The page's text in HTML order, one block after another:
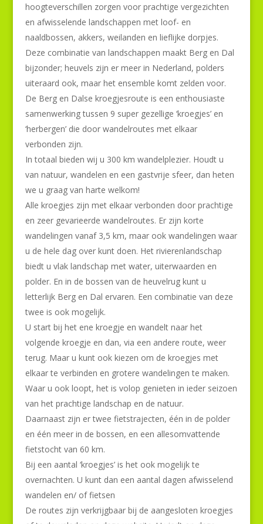
hoogteverschillen zorgen voor prachtige vergezichten
en afwisselende landschappen met loof- en
naaldbossen, akkers, weilanden en lieflijke dorpjes.
Deze combinatie van landschappen maakt Berg en Dal
bijzonder; heuvels zijn er meer in Nederland, polders
uiteraard ook, maar het ensemble komt zelden voor.
De Berg en Dalse kroegjesroute is een enthousiaste
samenwerking tussen 9 super gezellige ‘kroegjes’ en
‘herbergen’ die door wandelroutes met elkaar
verbonden zijn.
In totaal bieden wij u 300 km wandelplezier. Houdt u
van natuur, wandelen en een gastvrije sfeer, dan heten
we u graag van harte welkom!
Alle kroegjes zijn met elkaar verbonden door prachtige
en zeer gevarieerde wandelroutes. Er zijn korte
wandelingen vanaf 3,5 km, maar ook wandelingen waar
u de hele dag over kunt doen. Het rivierenlandschap
biedt u vlak landschap met water, uiterwaarden en
polder. En in de bossen van de heuvelrug kunt u
letterlijk Berg en Dal ervaren. Een combinatie van deze
twee is ook mogelijk.
U start bij het ene kroegje en wandelt naar het
volgende kroegje en dan, via een andere route, weer
terug. Maar u kunt ook kiezen om de kroegjes met
elkaar te verbinden en grotere wandelingen te maken.
Waar u ook loopt, het is volop genieten in ieder seizoen
van het prachtige landschap en de natuur.
Daarnaast zijn er twee fietstrajecten, één in de polder
en één meer in de bossen, en een allesomvattende
fietstocht van 60 km.
Bij een aantal ‘kroegjes’ is het ook mogelijk te
overnachten. U kunt dan een aantal dagen afwisselend
wandelen en/ of fietsen
De routes zijn verkrijgbaar bij de aangesloten kroegjes